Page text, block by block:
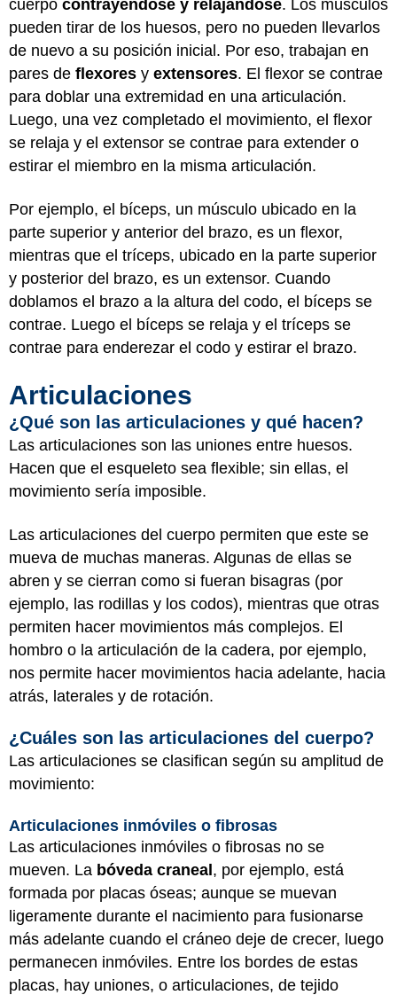
cuerpo contrayéndose y relajándose. Los músculos
pueden tirar de los huesos, pero no pueden llevarlos
de nuevo a su posición inicial. Por eso, trabajan en
pares de flexores y extensores. El flexor se contrae
para doblar una extremidad en una articulación.
Luego, una vez completado el movimiento, el flexor
se relaja y el extensor se contrae para extender o
estirar el miembro en la misma articulación.
Por ejemplo, el bíceps, un músculo ubicado en la
parte superior y anterior del brazo, es un flexor,
mientras que el tríceps, ubicado en la parte superior
y posterior del brazo, es un extensor. Cuando
doblamos el brazo a la altura del codo, el bíceps se
contrae. Luego el bíceps se relaja y el tríceps se
contrae para enderezar el codo y estirar el brazo.
Articulaciones
¿Qué son las articulaciones y qué hacen?
Las articulaciones son las uniones entre huesos.
Hacen que el esqueleto sea flexible; sin ellas, el
movimiento sería imposible.
Las articulaciones del cuerpo permiten que este se
mueva de muchas maneras. Algunas de ellas se
abren y se cierran como si fueran bisagras (por
ejemplo, las rodillas y los codos), mientras que otras
permiten hacer movimientos más complejos. El
hombro o la articulación de la cadera, por ejemplo,
nos permite hacer movimientos hacia adelante, hacia
atrás, laterales y de rotación.
¿Cuáles son las articulaciones del cuerpo?
Las articulaciones se clasifican según su amplitud de
movimiento:
Articulaciones inmóviles o fibrosas
Las articulaciones inmóviles o fibrosas no se
mueven. La bóveda craneal, por ejemplo, está
formada por placas óseas; aunque se muevan
ligeramente durante el nacimiento para fusionarse
más adelante cuando el cráneo deje de crecer, luego
permanecen inmóviles. Entre los bordes de estas
placas, hay uniones, o articulaciones, de tejido